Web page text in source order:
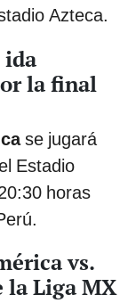
Azteca.
ida
la final
se jugará
Estadio
horas
vs.
Liga MX